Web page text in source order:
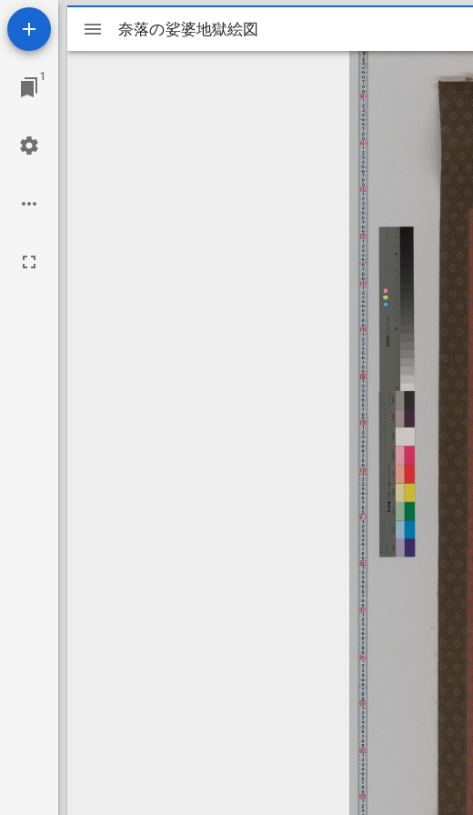
1
Mirador
viewer
奈落の娑婆地獄絵図
奈落の娑婆地獄絵図